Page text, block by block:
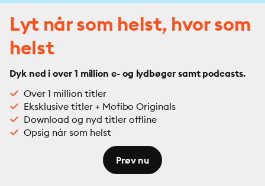
Lyt når som helst, hvor som
helst
Dyk ned i over 1 million e- og lydbøger samt podcasts.
Over 1 million titler
Eksklusive titler + Mofibo Originals
Download og nyd titler offline
Opsig når som helst
Prøv nu